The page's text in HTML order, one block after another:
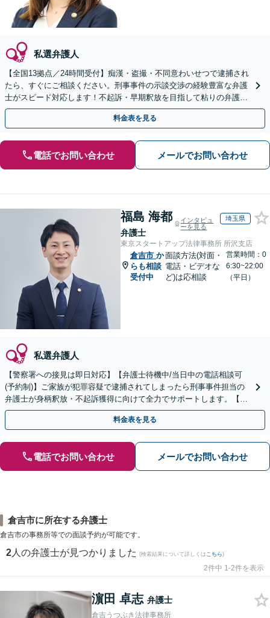
私選弁護人
【全国13拠点／24時間受付】痴漢・盗撮・不同意わいせつで逮捕され
たら、すぐにご相談ください。刑事事件の示談交渉の経験豊富な弁護
士がスピード対応します！不起訴・早期釈放を目指して粘りの弁護活
動を行います。
料金表を見る
電話でお問い合わせ メールでお問い合わせ
福島 海都
弁護士
インタビュ
ーを見る
埼玉県
東京スタートアップ法律事務所 所沢支店
倉吉市 か
らも相談
受付中
面談方法(対面・
電話・ビデオな
ど)は応相談
営業時間：0
6:30~22:00
（平日）
私選弁護人
【警察署への接見は即日対応】【弁護士待機中/当日中の電話相談可
(予約制)】ご家族が犯罪容疑で逮捕されてしまったら刑事事件担当の
弁護士が身柄釈放・不起訴獲得に向けて全力でサポートします。【毎
月100名以上の相談実績】【全国対応】
料金表を見る
電話でお問い合わせ メールでお問い合わせ
倉吉市に所在する弁護士
倉吉市の事務所等での面談予約が可能です。
2 人の弁護士が見つかりました (検索結果について詳しくは こちら)
2件中 1-2件を表示
濵田 卓志 弁護士
倉吉うつぶき法律事務所